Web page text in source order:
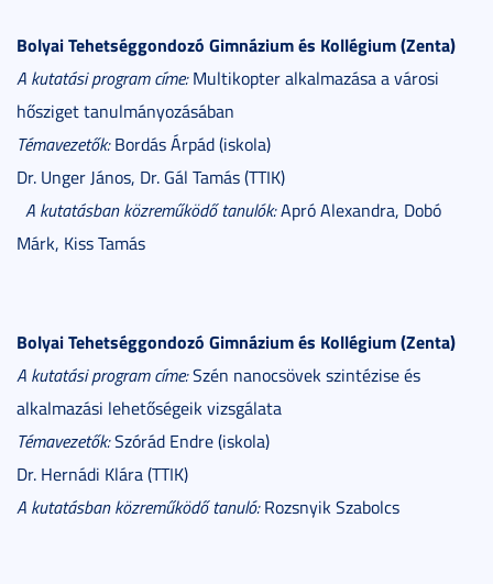
Bolyai Tehetséggondozó Gimnázium és Kollégium (Zenta)
A kutatási program címe:Multikopter alkalmazása a városi
hősziget tanulmányozásában
Témavezetők:Bordás Árpád (iskola)
Dr. Unger János, Dr. Gál Tamás (TTIK)
A kutatásban közreműködő tanulók:Apró Alexandra, Dobó
Márk, Kiss Tamás
Bolyai Tehetséggondozó Gimnázium és Kollégium (Zenta)
A kutatási program címe:Szén nanocsövek szintézise és
alkalmazási lehetőségeik vizsgálata
Témavezetők:Szórád Endre (iskola)
Dr. Hernádi Klára (TTIK)
A kutatásban közreműködő tanuló:Rozsnyik Szabolcs